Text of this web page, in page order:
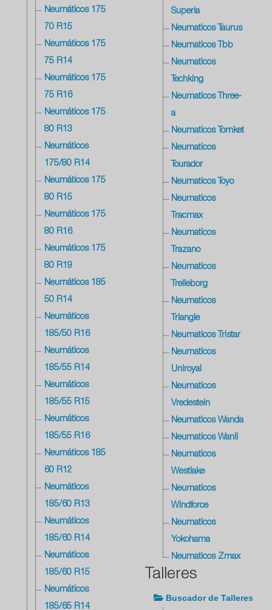
Neumáticos 175
70 R15
Neumáticos 175
75 R14
Neumáticos 175
75 R16
Neumáticos 175
80 R13
Neumáticos
175/80 R14
Neumáticos 175
80 R15
Neumáticos 175
80 R16
Neumáticos 175
80 R19
Neumáticos 185
50 R14
Neumáticos
185/50 R16
Neumáticos
185/55 R14
Neumáticos
185/55 R15
Neumáticos
185/55 R16
Neumáticos 185
60 R12
Neumáticos
185/60 R13
Neumáticos
185/60 R14
Neumáticos
185/60 R15
Neumáticos
185/65 R14
Superia
Neumaticos Taurus
Neumaticos Tbb
Neumaticos
Techking
Neumaticos Three-
a
Neumaticos Tomket
Neumaticos
Tourador
Neumaticos Toyo
Neumaticos
Tracmax
Neumaticos
Trazano
Neumaticos
Trelleborg
Neumaticos
Triangle
Neumaticos Tristar
Neumaticos
Uniroyal
Neumaticos
Vredestein
Neumaticos Wanda
Neumaticos Wanli
Neumaticos
Westlake
Neumaticos
Windforce
Neumaticos
Yokohama
Neumaticos Zmax
Talleres
Buscador de Talleres